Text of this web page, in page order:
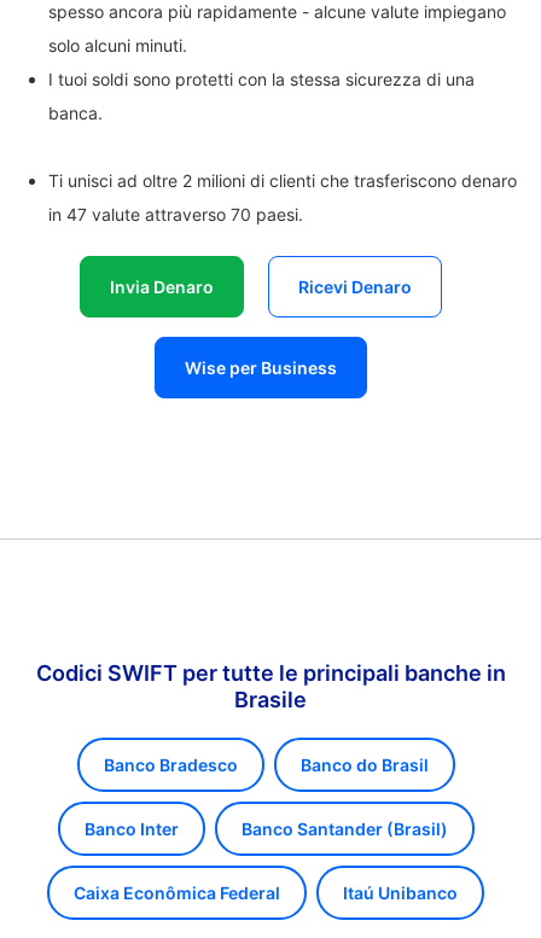
spesso ancora più rapidamente - alcune valute impiegano
solo alcuni minuti.
I tuoi soldi sono protetti con la stessa sicurezza di una
banca.
Ti unisci ad oltre 2 milioni di clienti che trasferiscono denaro
in 47 valute attraverso 70 paesi.
Invia Denaro Ricevi Denaro
Wise per Business
Codici SWIFT per tutte le principali banche in
Brasile
Banco Bradesco Banco do Brasil
Banco Inter Banco Santander (Brasil)
Caixa Econômica Federal Itaú Unibanco